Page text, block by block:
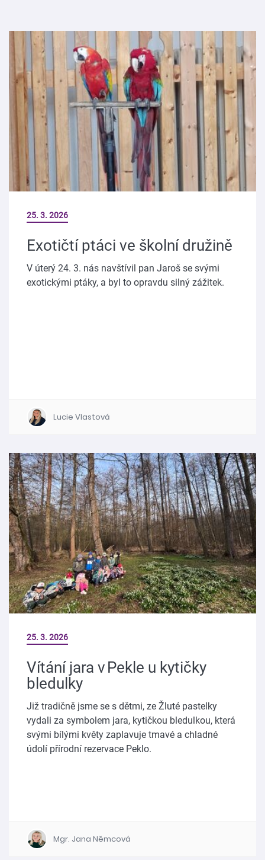
25. 3. 2026
Exotičtí ptáci ve školní družině
V úterý 24. 3. nás navštívil pan Jaroš se svými
exotickými ptáky, a byl to opravdu silný zážitek.
Lucie Vlastová
25. 3. 2026
Vítání jara v Pekle u kytičky
bledulky
Již tradičně jsme se s dětmi, ze Žluté pastelky
vydali za symbolem jara, kytičkou bledulkou, která
svými bílými květy zaplavuje tmavé a chladné
údolí přírodní rezervace Peklo.
Mgr. Jana Němcová